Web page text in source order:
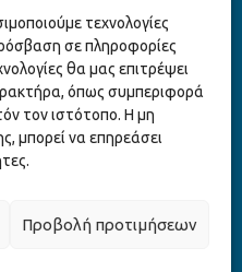
τεχνολογίες
σε πληροφορίες
θα μας επιτρέψει
όπως συμπεριφορά
τον ιστότοπο. Η μη
μπορεί να επηρεάσει
Προβολή προτιμήσεων